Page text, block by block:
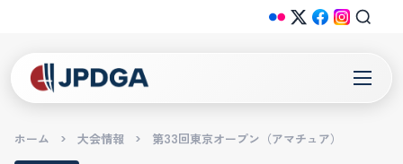
ホーム > 大会情報 > 第33回東京オープン（アマチュア）